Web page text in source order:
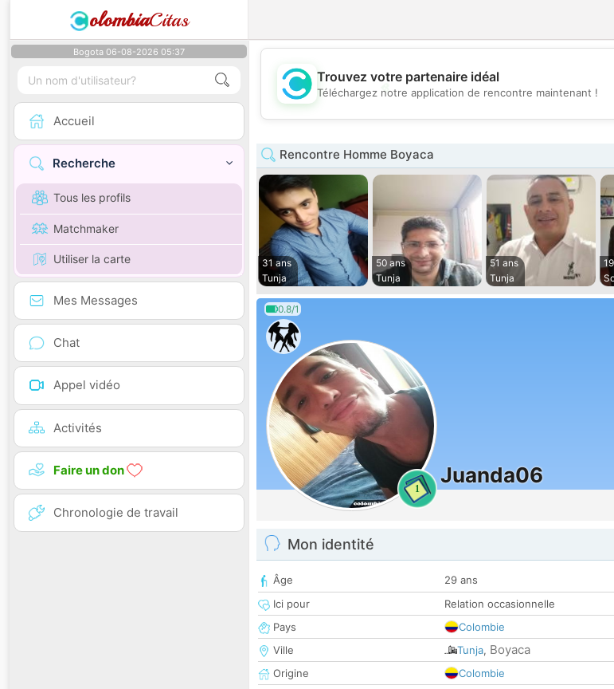
olombiaCitas
Bogota 06-08-2026 05:37
Accueil
Recherche
Tous les profils
Matchmaker
Utiliser la carte
Mes Messages
Chat
Appel vidéo
Activités
Faire un don
Chronologie de travail
💖
💕
Trouvez votre partenaire idéal
Téléchargez notre application de rencontre maintenant !
Rencontre Homme Boyaca
31 ans
Tunja
50 ans
Tunja
51 ans
Tunja
0.8/1
1
Juanda06
Mon identité
Âge
29 ans
Ici pour
Relation occasionnelle
Pays
Colombie
Ville
Tunja, Boyaca
Origine
Colombie